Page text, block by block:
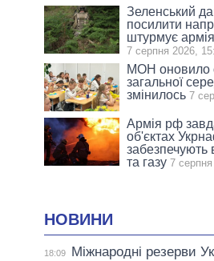
Зеленський
посилити
штурмує
7 серпня 2026,
МОН оновило
загальної
змінилось 7
Армія рф
об'єктах
забезпечують
та газу 7
НОВИНИ
18:09
Міжнародні резерви